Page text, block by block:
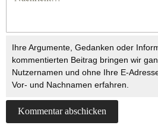
Ihre Argumente, Gedanken oder
kommentierten Beitrag bringen wir
Nutzernamen und ohne Ihre E-
Vor- und Nachnamen erfahren.